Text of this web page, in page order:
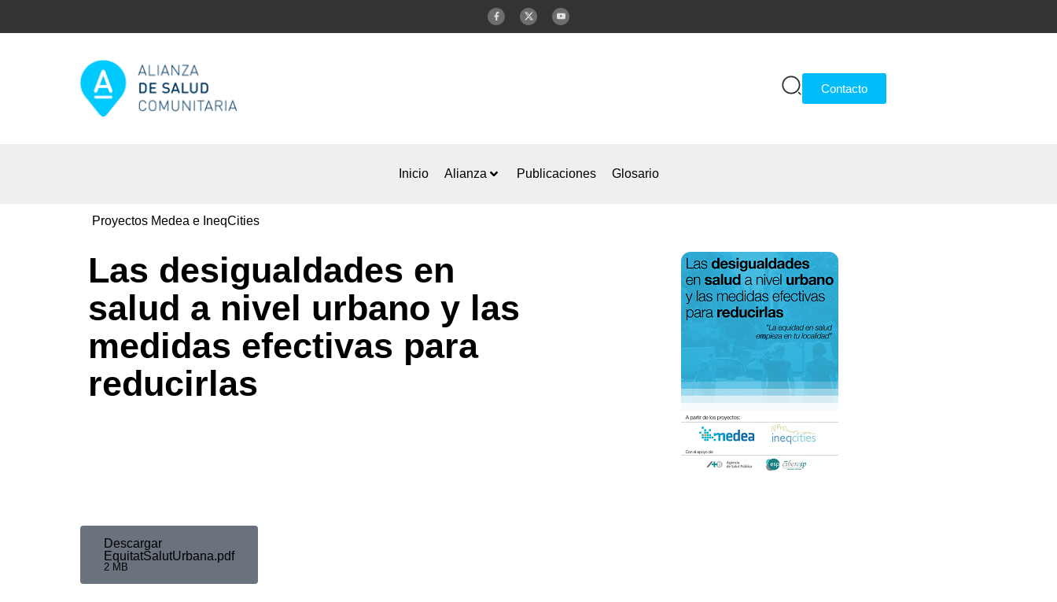
Contacto
Inicio Alianza Publicaciones Glosario
Proyectos Medea e IneqCities
Las desigualdades en
salud a nivel urbano y las
medidas efectivas para
reducirlas
Descargar
EquitatSalutUrbana.pdf
2 MB